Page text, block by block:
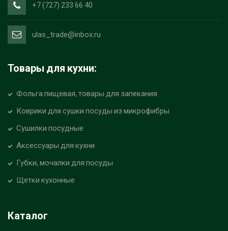
+7 (727) 233 66 40
ulas_trade@inbox.ru
Товары для кухни:
Фольга пищевая, товары для запекания
Коврики для сушки посуды из микрофибры
Сушилки посудные
Аксессуары для кухни
Губки, мочалки для посуды
Щетки кухонные
Каталог